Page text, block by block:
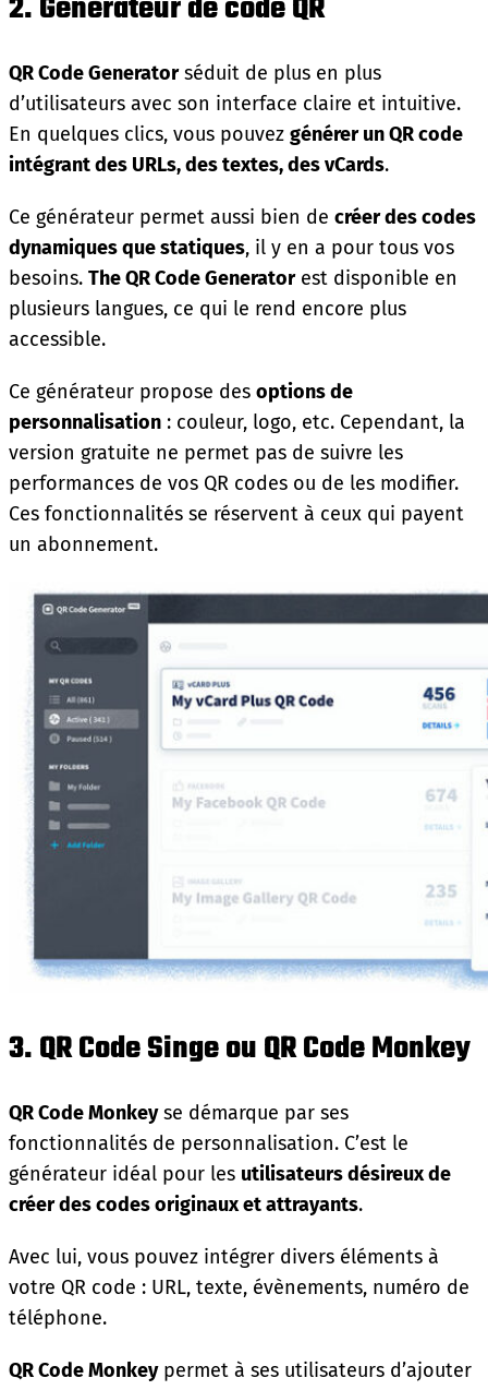
2. Générateur de code QR
QR Code Generatorséduit de plus en plus
d’utilisateurs avec son interface claire et intuitive.
En quelques clics, vous pouvez générer un QR code
intégrant des URLs, des textes, des vCards.
Ce générateur permet aussi bien de créer des codes
dynamiques que statiques, il y en a pour tous vos
besoins. The QR Code Generatorest disponible en
plusieurs langues, ce qui le rend encore plus
accessible.
Ce générateur propose des options de
personnalisation : couleur, logo, etc. Cependant, la
version gratuite ne permet pas de suivre les
performances de vos QR codes ou de les modifier.
Ces fonctionnalités se réservent à ceux qui payent
un abonnement.
3. QR Code Singe ou QR Code Monkey
QR Code Monkeyse démarque par ses
fonctionnalités de personnalisation. C’est le
générateur idéal pour les utilisateurs désireux de
créer des codes originaux et attrayants.
Avec lui, vous pouvez intégrer divers éléments à
votre QR code : URL, texte, évènements, numéro de
téléphone.
QR Code Monkeypermet à ses utilisateurs d’ajouter